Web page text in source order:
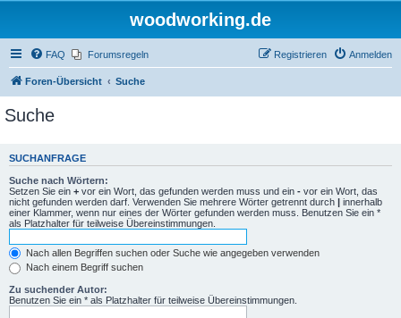
woodworking.de
FAQ Forumsregeln Anmelden
Registrieren
Foren-Übersicht Suche
Suche
SUCHANFRAGE
Suche nach Wörtern:
Setzen Sie ein + vor ein Wort, das gefunden werden muss und ein - vor ein Wort, das
nicht gefunden werden darf. Verwenden Sie mehrere Wörter getrennt durch | innerhalb
einer Klammer, wenn nur eines der Wörter gefunden werden muss. Benutzen Sie ein *
als Platzhalter für teilweise Übereinstimmungen.
Nach allen Begriffen suchen oder Suche wie angegeben verwenden
Nach einem Begriff suchen
Zu suchender Autor:
Benutzen Sie ein * als Platzhalter für teilweise Übereinstimmungen.